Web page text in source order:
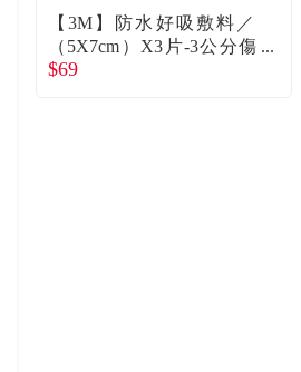
【3M】防水好吸敷料／
（5X7cm）X3片-3公分傷
口專用 3582PP
$69